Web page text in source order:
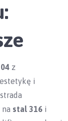
z
i
stal 316i